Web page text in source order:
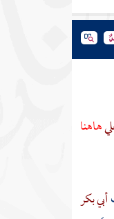
هاهنا
أبي بكر